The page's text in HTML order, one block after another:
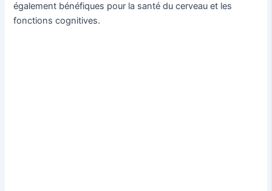
également bénéfiques pour la santé du cerveau et les
fonctions cognitives.